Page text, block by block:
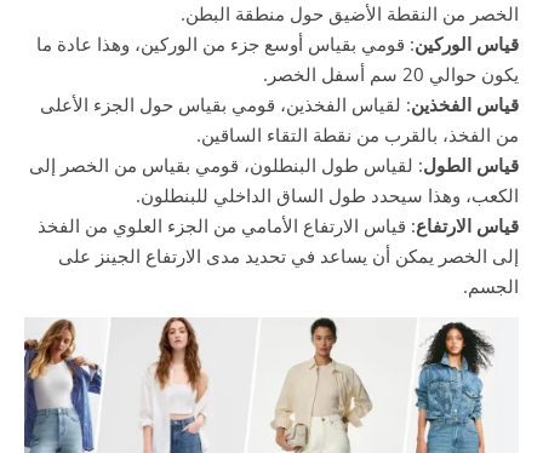
الخصر من النقطة الأضيق حول منطقة البطن.
قياس الوركين: قومي بقياس أوسع جزء من الوركين، وهذا عادة ما
يكون حوالي 20 سم أسفل الخصر.
قياس الفخذين: لقياس الفخذين، قومي بقياس حول الجزء الأعلى
من الفخذ، بالقرب من نقطة التقاء الساقين.
قياس الطول: لقياس طول البنطلون، قومي بقياس من الخصر إلى
الكعب، وهذا سيحدد طول الساق الداخلي للبنطلون.
قياس الارتفاع: قياس الارتفاع الأمامي من الجزء العلوي من الفخذ
إلى الخصر يمكن أن يساعد في تحديد مدى الارتفاع الجينز على
الجسم.